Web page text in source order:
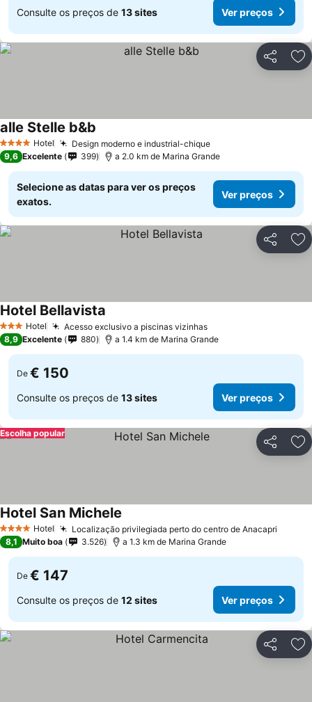
Consulte os preços de 13 sites Ver preços
Partilhar
4 EstrelasHotel Design moderno e industrial-chique
alle Stelle b&b
9,6 Excelente 399 a 2.0 km de Marina Grande
Selecione as datas para ver os preços
exatos.
Ver preços
Partilhar
3 EstrelasHotel Acesso exclusivo a piscinas vizinhas
Hotel Bellavista
8,9 Excelente 880 a 1.4 km de Marina Grande
De € 150
Consulte os preços de 13 sites Ver preços
Partilhar
Escolha popular
4 EstrelasHotel Localização privilegiada perto do centro de Anacapri
Hotel San Michele
8,1 Muito boa 3.526 a 1.3 km de Marina Grande
De € 147
Consulte os preços de 12 sites Ver preços
Partilhar